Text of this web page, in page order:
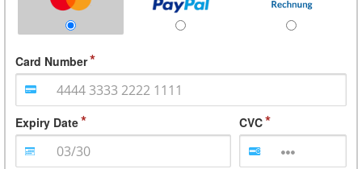
Card Number
Expiry Date CVC